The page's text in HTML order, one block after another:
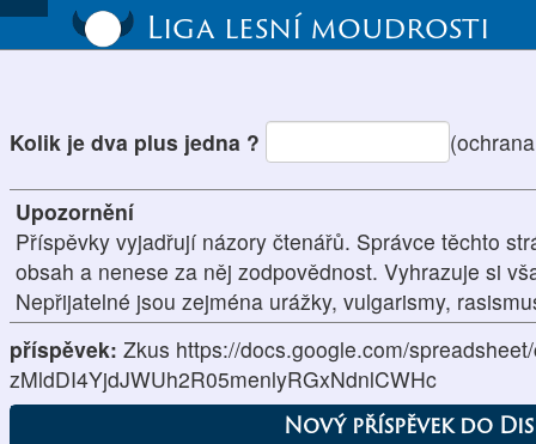
Liga lesní moudrosti
Kolik je dva plus jedna ?
Upozornění
Příspěvky vyjadřují názory čtenářů. Správce těchto
obsah a nenese za něj zodpovědnost. Vyhrazuje si
Nepřijatelné jsou zejména urážky, vulgarismy,
příspěvek: Zkus https://docs.google.com/
zMldDI4YjdJWUh2R05menlyRGxNdnlCWHc
Nový příspěvek do